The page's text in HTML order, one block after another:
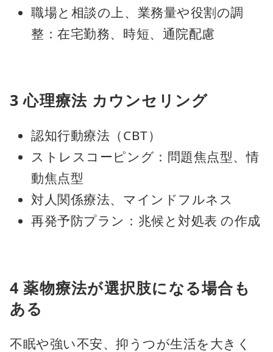
職場と相談の上、業務量や役割の調
整：在宅勤務、時短、通院配慮
3 心理療法 カウンセリング
認知行動療法（CBT）
ストレスコーピング：問題焦点型、情
動焦点型
対人関係療法、マインドフルネス
再発予防プラン：兆候と対処表 の作成
4 薬物療法が選択肢になる場合も
ある
不眠や強い不安、抑うつが生活を大きく